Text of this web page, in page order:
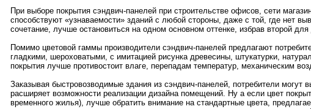
При выборе покрытия сэндвич-панелей при строительстве офисов, сети
способствуют «узнаваемости» зданий с любой стороны, даже с той, где нет
сочетание, лучше остановиться на одном основном оттенке, избрав второй для
Помимо цветовой гаммы производители сэндвич-панелей предлагают
гладкими, шероховатыми, с имитацией рисунка древесины, штукатурки,
покрытия лучше противостоит влаге, перепадам температур, механическим
Заказывая быстровозводимые здания из сэндвич-панелей, потребители могут
расширяет возможности реализации дизайна помещений. Ну а если цвет
временного жилья), лучше обратить внимание на стандартные цвета,